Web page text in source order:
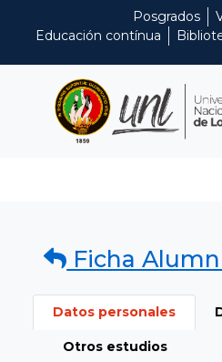
Posgrados
Educación contínua
Ficha
Datos personales
Otros estudios